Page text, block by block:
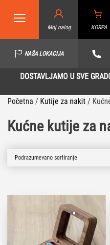
Moj nalog KORPA
NAŠA LOKACIJA
DOSTAVLJAMO U SVE
Početna / Kutije za nakit /
Kućne kutije za